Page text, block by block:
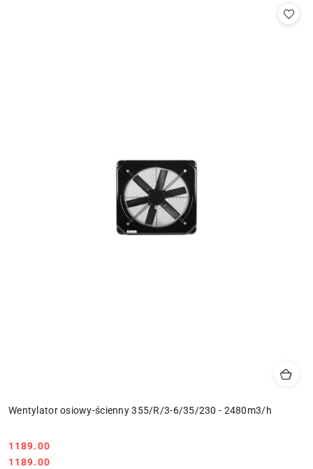
Wentylator osiowy-ścienny 355/R/3-6/35/230 - 2480m3/h
Cena:
1189.00
Cena:
1189.00